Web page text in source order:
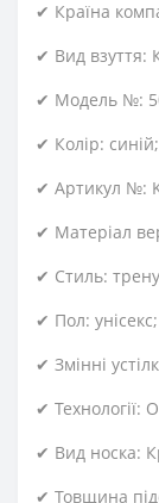
✔ Країна
✔ Вид взуття:
✔ Модель №:
✔ Колір: синій;
✔ Артикул №:
✔ Матеріал
✔ Стиль:
✔ Пол: унісекс;
✔ Змінні
✔ Технології:
✔ Вид носка:
✔ Товщина